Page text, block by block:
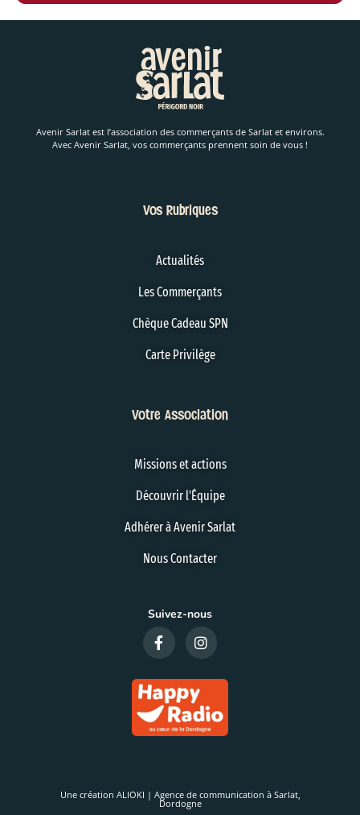
Avenir Sarlat est l’association des commerçants de Sarlat et environs.
Avec Avenir Sarlat, vos commerçants prennent soin de vous !
Vos Rubriques
Actualités
Les Commerçants
Chèque Cadeau SPN
Carte Privilège
Votre Association
Missions et actions
Découvrir l'Équipe
Adhérer à Avenir Sarlat
Nous Contacter
Suivez-nous
Une création ALIOKI | Agence de communication à Sarlat,
Dordogne